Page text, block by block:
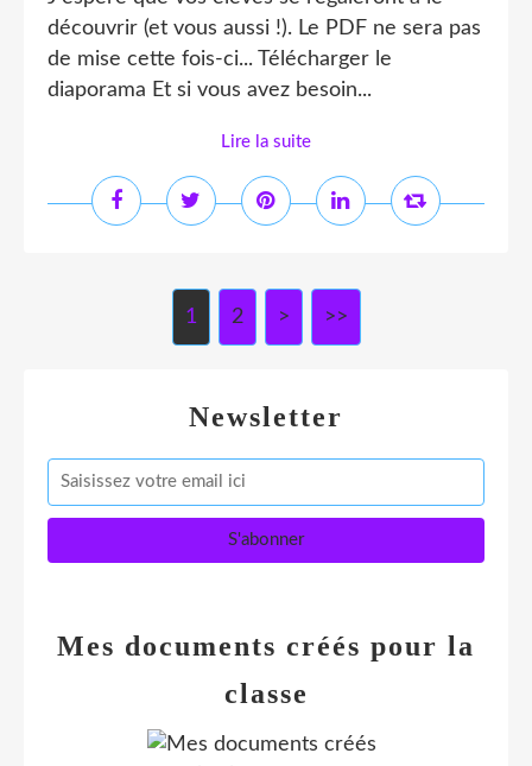
découvrir (et vous aussi !). Le PDF ne sera pas
de mise cette fois-ci... Télécharger le
diaporama Et si vous avez besoin...
Lire la suite
1 2 > >>
Newsletter
Mes documents créés pour la
classe